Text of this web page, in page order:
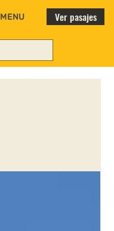
MENU Ver pasajes